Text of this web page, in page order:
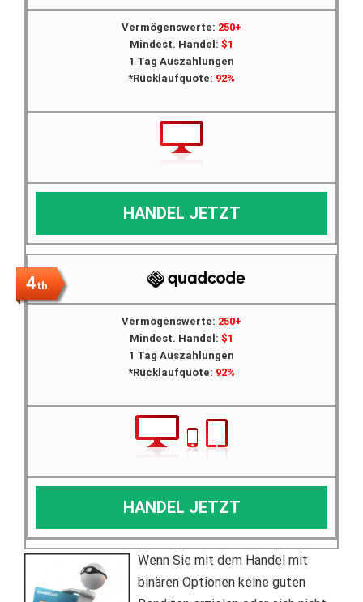
Vermögenswerte: 250+
Mindest. Handel: $1
1 Tag Auszahlungen
*Rücklaufquote: 92%
HANDEL JETZT
4th
Vermögenswerte: 250+
Mindest. Handel: $1
1 Tag Auszahlungen
*Rücklaufquote: 92%
HANDEL JETZT
Wenn Sie mit dem Handel mit
binären Optionen keine guten